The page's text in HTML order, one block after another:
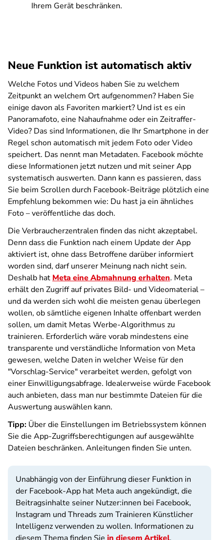
Ihrem Gerät beschränken.
Neue Funktion ist automatisch aktiv
Welche Fotos und Videos haben Sie zu welchem
Zeitpunkt an welchem Ort aufgenommen? Haben Sie
einige davon als Favoriten markiert? Und ist es ein
Panoramafoto, eine Nahaufnahme oder ein Zeitraffer-
Video? Das sind Informationen, die Ihr Smartphone in der
Regel schon automatisch mit jedem Foto oder Video
speichert. Das nennt man Metadaten. Facebook möchte
diese Informationen jetzt nutzen und mit seiner App
systematisch auswerten. Dann kann es passieren, dass
Sie beim Scrollen durch Facebook-Beiträge plötzlich eine
Empfehlung bekommen wie: Du hast ja ein ähnliches
Foto – veröffentliche das doch.
Die Verbraucherzentralen finden das nicht akzeptabel.
Denn dass die Funktion nach einem Update der App
aktiviert ist, ohne dass Betroffene darüber informiert
worden sind, darf unserer Meinung nach nicht sein.
Deshalb hat Meta eine Abmahnung erhalten. Meta
erhält den Zugriff auf privates Bild- und Videomaterial –
und da werden sich wohl die meisten genau überlegen
wollen, ob sämtliche eigenen Inhalte offenbart werden
sollen, um damit Metas Werbe-Algorithmus zu
trainieren. Erforderlich wäre vorab mindestens eine
transparente und verständliche Information von Meta
gewesen, welche Daten in welcher Weise für den
"Vorschlag-Service" verarbeitet werden, gefolgt von
einer Einwilligungsabfrage. Idealerweise würde Facebook
auch anbieten, dass man nur bestimmte Dateien für die
Auswertung auswählen kann.
Tipp: Über die Einstellungen im Betriebssystem können
Sie die App-Zugriffsberechtigungen auf ausgewählte
Dateien beschränken. Anleitungen finden Sie unten.
Unabhängig von der Einführung dieser Funktion in
der Facebook-App hat Meta auch angekündigt, die
Beitragsinhalte seiner Nutzer:innen bei Facebook,
Instagram und Threads zum Trainieren Künstlicher
Intelligenz verwenden zu wollen. Informationen zu